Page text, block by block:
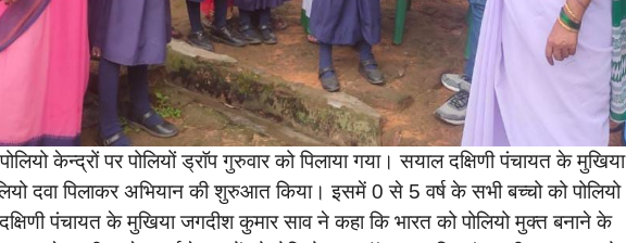
केन्द्रों पर पोलियों ड्राॅप गुरुवार को पिलाया गया। सयाल दक्षिणी पंचायत के मुखिया
दवा पिलाकर अभियान की शुरुआत किया। इसमें 0 से 5 वर्ष के सभी बच्चो को पोलियो
पंचायत के मुखिया जगदीश कुमार साव ने कहा कि भारत को पोलियो मुक्त बनाने के